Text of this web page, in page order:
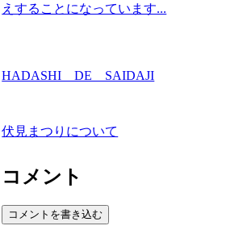
えすることになっています...
HADASHI DE SAIDAJI
伏見まつりについて
コメント
コメントを書き込む